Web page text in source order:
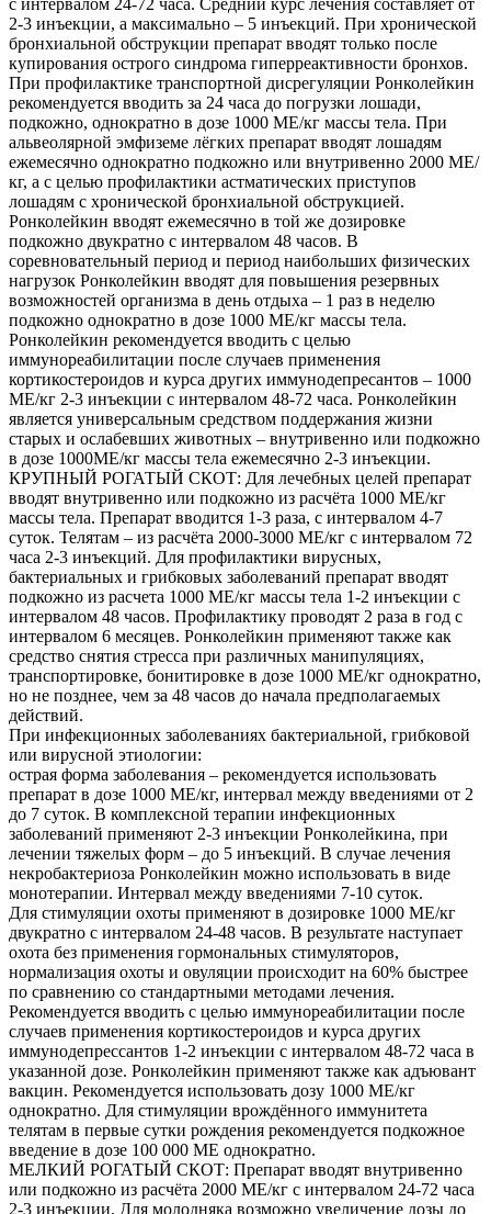
с интервалом 24-72 часа. Средний курс лечения составляет от
2-3 инъекции, а максимально – 5 инъекций. При хронической
бронхиальной обструкции препарат вводят только после
купирования острого синдрома гиперреактивности бронхов.
При профилактике транспортной дисрегуляции Ронколейкин
рекомендуется вводить за 24 часа до погрузки лошади,
подкожно, однократно в дозе 1000 МЕ/кг массы тела. При
альвеолярной эмфиземе лёгких препарат вводят лошадям
ежемесячно однократно подкожно или внутривенно 2000 МЕ/
кг, а с целью профилактики астматических приступов
лошадям с хронической бронхиальной обструкцией.
Ронколейкин вводят ежемесячно в той же дозировке
подкожно двукратно с интервалом 48 часов. В
соревновательный период и период наибольших физических
нагрузок Ронколейкин вводят для повышения резервных
возможностей организма в день отдыха – 1 раз в неделю
подкожно однократно в дозе 1000 МЕ/кг массы тела.
Ронколейкин рекомендуется вводить с целью
иммунореабилитации после случаев применения
кортикостероидов и курса других иммунодепресантов – 1000
МЕ/кг 2-3 инъекции с интервалом 48-72 часа. Ронколейкин
является универсальным средством поддержания жизни
старых и ослабевших животных – внутривенно или подкожно
в дозе 1000МЕ/кг массы тела ежемесячно 2-3 инъекции.
КРУПНЫЙ РОГАТЫЙ СКОТ: Для лечебных целей препарат
вводят внутривенно или подкожно из расчёта 1000 МЕ/кг
массы тела. Препарат вводится 1-3 раза, с интервалом 4-7
суток. Телятам – из расчёта 2000-3000 МЕ/кг с интервалом 72
часа 2-3 инъекций. Для профилактики вирусных,
бактериальных и грибковых заболеваний препарат вводят
подкожно из расчета 1000 МЕ/кг массы тела 1-2 инъекции с
интервалом 48 часов. Профилактику проводят 2 раза в год с
интервалом 6 месяцев. Ронколейкин применяют также как
средство снятия стресса при различных манипуляциях,
транспортировке, бонитировке в дозе 1000 МЕ/кг однократно,
но не позднее, чем за 48 часов до начала предполагаемых
действий.
При инфекционных заболеваниях бактериальной, грибковой
или вирусной этиологии:
острая форма заболевания – рекомендуется использовать
препарат в дозе 1000 МЕ/кг, интервал между введениями от 2
до 7 суток. В комплексной терапии инфекционных
заболеваний применяют 2-3 инъекции Ронколейкина, при
лечении тяжелых форм – до 5 инъекций. В случае лечения
некробактериоза Ронколейкин можно использовать в виде
монотерапии. Интервал между введениями 7-10 суток.
Для стимуляции охоты применяют в дозировке 1000 МЕ/кг
двукратно с интервалом 24-48 часов. В результате наступает
охота без применения гормональных стимуляторов,
нормализация охоты и овуляции происходит на 60% быстрее
по сравнению со стандартными методами лечения.
Рекомендуется вводить с целью иммунореабилитации после
случаев применения кортикостероидов и курса других
иммунодепрессантов 1-2 инъекции с интервалом 48-72 часа в
указанной дозе. Ронколейкин применяют также как адъювант
вакцин. Рекомендуется использовать дозу 1000 МЕ/кг
однократно. Для стимуляции врождённого иммунитета
телятам в первые сутки рождения рекомендуется подкожное
введение в дозе 100 000 МЕ однократно.
МЕЛКИЙ РОГАТЫЙ СКОТ: Препарат вводят внутривенно
или подкожно из расчёта 2000 МЕ/кг с интервалом 24-72 часа
2-3 инъекции. Для молодняка возможно увеличение дозы до